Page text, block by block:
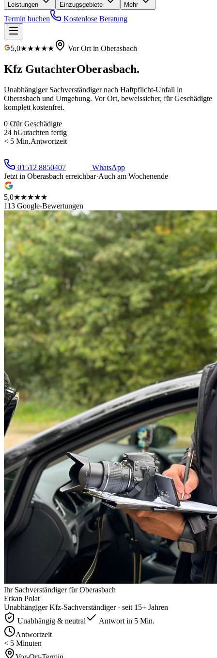
Leistungen Einzugsgebiete Mehr
Termin buchen Kostenlose Beratung
5,0★★★★★ Vor Ort in Oberasbach
Kfz GutachterOberasbach.
Unabhängiger Sachverständiger nach Haftpflicht-Unfall in
Oberasbach und Umgebung. Vor Ort, beweissicher, für Geschädigte
komplett kostenfrei.
0 €für Geschädigte
24 hGutachten fertig
< 5 Min.Antwortzeit
01512 8850407
WhatsApp
Jetzt in Oberasbach erreichbar·Auch am Wochenende
5,0★★★★★
113 Google-Bewertungen
Ihr Sachverständiger fürOberasbach
Erkan Polat
Unabhängiger Kfz-Sachverständiger · seit 15+ Jahren
Unabhängig & neutral
Antwort in 5 Min.
Antwortzeit
< 5 Minuten